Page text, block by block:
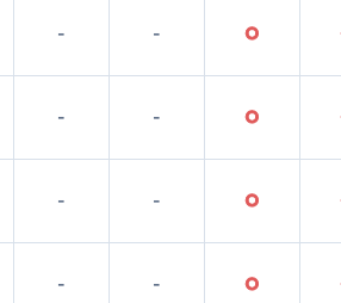
- - ○
- - ○
- - ○
- - ○